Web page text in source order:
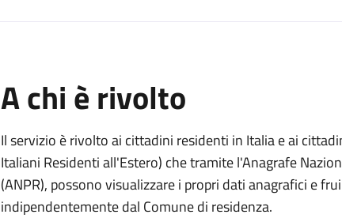
A chi è rivolto
Il servizio è rivolto ai cittadini residenti in Italia e ai
Italiani Residenti all'Estero) che tramite l'Anagrafe
(ANPR), possono visualizzare i propri dati anagrafici e
indipendentemente dal Comune di residenza.